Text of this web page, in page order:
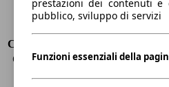
Sedili
5
Capacità di traino (senza freni)
Capacità di traino (con freni)
prestazioni dei contenuti
pubblico, sviluppo di servizi
Funzioni essenziali della